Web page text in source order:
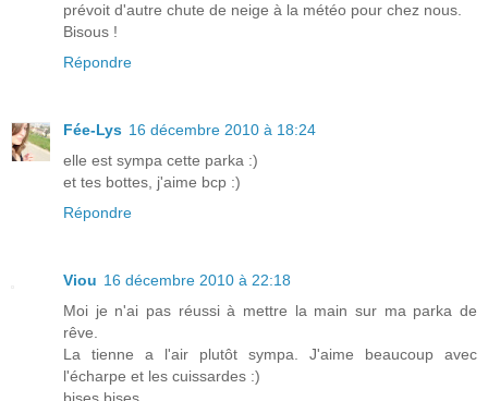
prévoit d'autre chute de neige à la météo pour chez nous.
Bisous !
Répondre
Fée-Lys 16 décembre 2010 à 18:24
elle est sympa cette parka :)
et tes bottes, j'aime bcp :)
Répondre
Viou 16 décembre 2010 à 22:18
Moi je n'ai pas réussi à mettre la main sur ma parka de
rêve.
La tienne a l'air plutôt sympa. J'aime beaucoup avec
l'écharpe et les cuissardes :)